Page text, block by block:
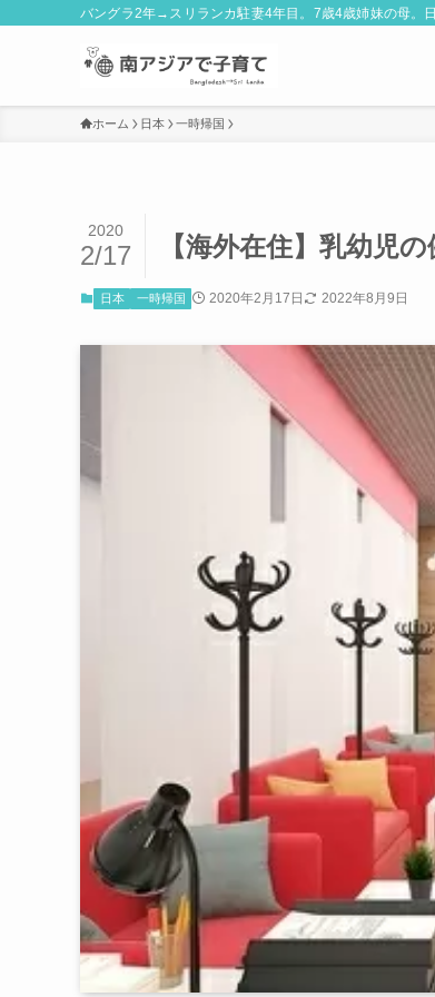
バングラ2年→スリランカ駐妻4年目。7歳4歳姉妹の母。
ホーム 日本 一時帰国
【海外在住】乳幼児
2020
2/17
日本 一時帰国 2020年2月17日 2022年8月9日